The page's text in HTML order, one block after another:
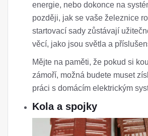
energie, nebo dokonce na
později, jak se vaše železnice
startovací sady zůstávají
věcí, jako jsou světla a
Mějte na paměti, že pokud si
zámoří, možná budete muset
práci s domácím elektrickým
Kola a spojky